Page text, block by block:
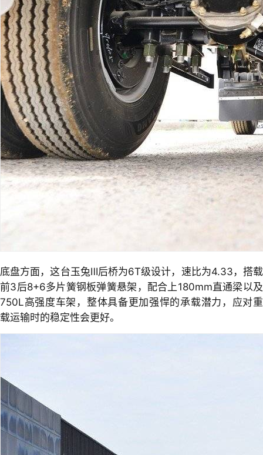
底盘方面，这台玉兔Ⅲ后桥为6T级设计，速比为4.33，搭载
前3后8+6多片簧钢板弹簧悬架，配合上180mm直通梁以及
750L高强度车架，整体具备更加强悍的承载潜力，应对重
载运输时的稳定性会更好。